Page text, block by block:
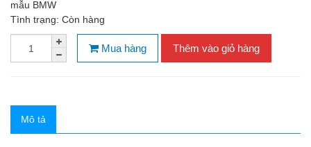
mẫu BMW
Tình trạng: Còn hàng
Mua hàng Thêm vào giỏ hàng
Mô tả